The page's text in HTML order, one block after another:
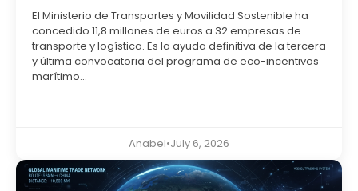
El Ministerio de Transportes y Movilidad Sostenible ha
concedido 11,8 millones de euros a 32 empresas de
transporte y logística. Es la ayuda definitiva de la tercera
y última convocatoria del programa de eco-incentivos
marítimo...
Anabel•July 6, 2026